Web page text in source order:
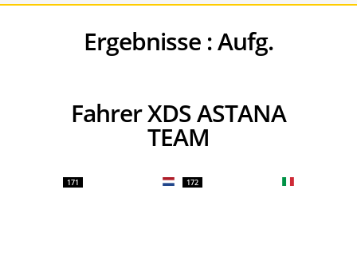
Ergebnisse :Aufg.
Fahrer XDS ASTANA
TEAM
171 172